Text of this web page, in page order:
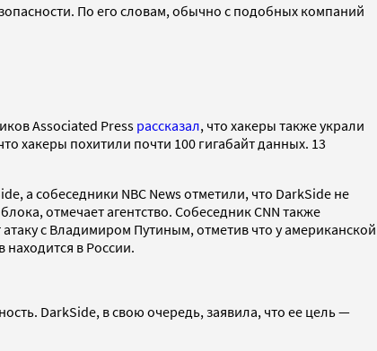
По его словам, обычно с подобных компаний
Associated Press рассказал, что хакеры также украли
хакеры похитили почти 100 гигабайт данных. 13
а собеседники NBC News отметили, что DarkSide не
отмечает агентство. Собеседник CNN также
атаку с Владимиром Путиным, отметив что у американской
находится в России.
DarkSide, в свою очередь, заявила, что ее цель —